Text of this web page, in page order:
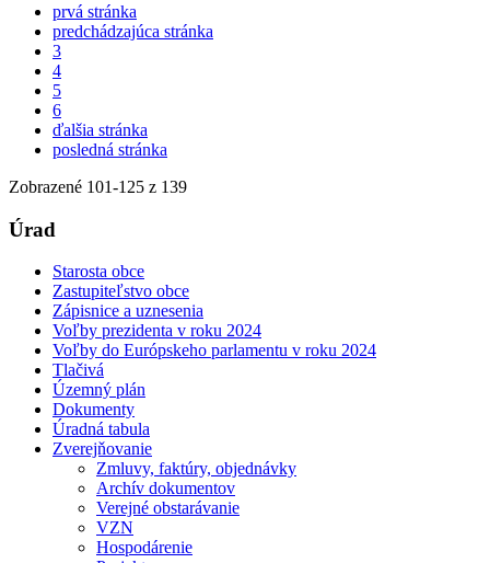
prvá stránka
predchádzajúca stránka
3
4
5
6
ďalšia stránka
posledná stránka
Zobrazené 101-125 z 139
Úrad
Starosta obce
Zastupiteľstvo obce
Zápisnice a uznesenia
Voľby prezidenta v roku 2024
Voľby do Európskeho parlamentu v roku 2024
Tlačivá
Územný plán
Dokumenty
Úradná tabula
Zverejňovanie
Zmluvy, faktúry, objednávky
Archív dokumentov
Verejné obstarávanie
VZN
Hospodárenie